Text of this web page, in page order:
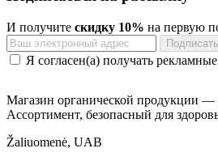
И получите скидку 10% на первую
Я согласен(а) получать
Магазин органической продукции —
Ассортимент, безопасный для
Žaliuomenė, UAB